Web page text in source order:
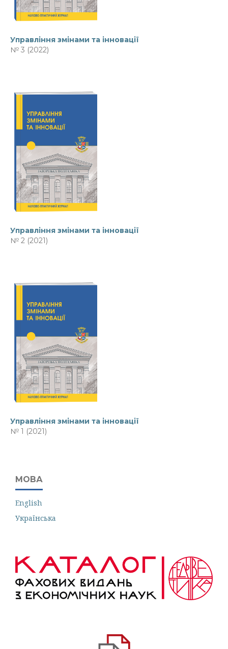
Управління змінами та інновації
№ 3 (2022)
Управління змінами та інновації
№ 2 (2021)
Управління змінами та інновації
№ 1 (2021)
МОВА
English
Українська